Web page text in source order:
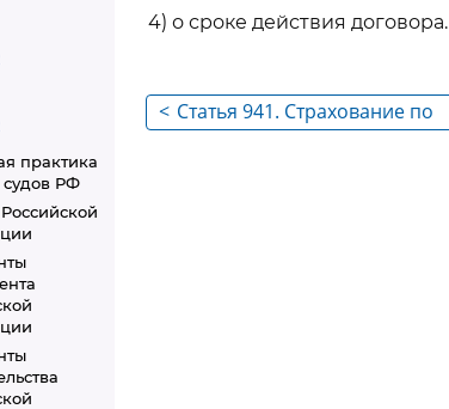
практика
РФ
4) о сроке действия договора.
< Статья 941. Страхование по